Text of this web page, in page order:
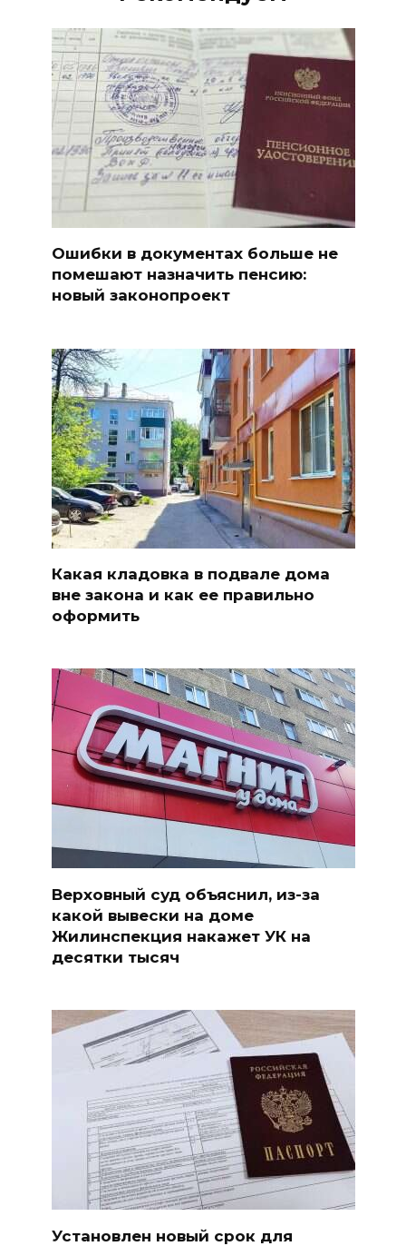
Ошибки в документах больше не
помешают назначить пенсию:
новый законопроект
Какая кладовка в подвале дома
вне закона и как ее правильно
оформить
Верховный суд объяснил, из-за
какой вывески на доме
Жилинспекция накажет УК на
десятки тысяч
Установлен новый срок для